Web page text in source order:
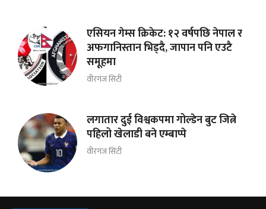
एसियन गेम्स क्रिकेट: १२ वर्षपछि नेपाल र
अफगानिस्तान भिड्दै, जापान पनि एउटै
समूहमा
वीरगंज सिटी
लगातार दुई विश्वकपमा गोल्डेन बुट जित्ने
पहिलो खेलाडी बने एम्बाप्पे
वीरगंज सिटी